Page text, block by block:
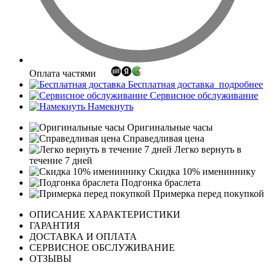
Оплата частями
Бесплатная доставка подробнее
Сервисное обслуживание
Намекнуть
Оригинальные часы
Справедливая цена
Легко вернуть в
течение 7 дней
Скидка 10% имениннику
Подгонка браслета
Примерка перед покупкой
ОПИСАНИЕ ХАРАКТЕРИСТИКИ
ГАРАНТИЯ
ДОСТАВКА И ОПЛАТА
СЕРВИСНОЕ ОБСЛУЖИВАНИЕ
ОТЗЫВЫ